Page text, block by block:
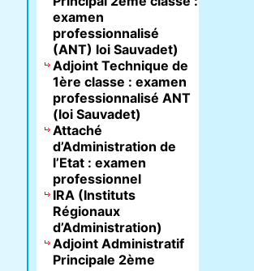
examen
professionnalisé
(ANT) loi Sauvadet)
Adjoint Technique de
1ère classe : examen
professionnalisé ANT
(loi Sauvadet)
Attaché
d’Administration de
l’Etat : examen
professionnel
IRA (Instituts
Régionaux
d’Administration)
Adjoint Administratif
Principale 2ème